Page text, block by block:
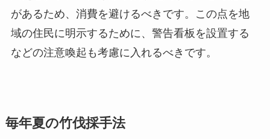
があるため、消費を避けるべきです。この点を地
域の住民に明示するために、警告看板を設置する
などの注意喚起も考慮に入れるべきです。
毎年夏の竹伐採手法